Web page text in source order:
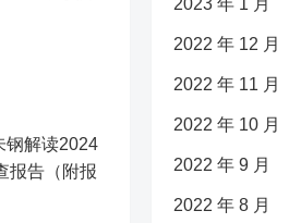
2023 年 1 月
2022 年 12 月
2022 年 11 月
2022 年 10 月
2022 年 9 月
2022 年 8 月